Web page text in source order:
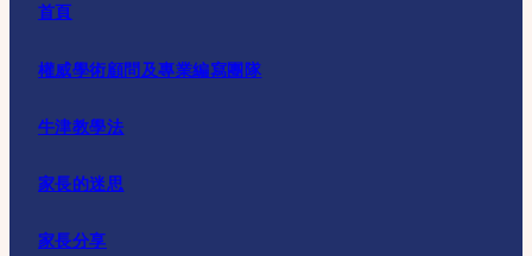
首頁
權威學術顧問及專業編寫團隊
牛津教學法
家長的迷思
家長分享